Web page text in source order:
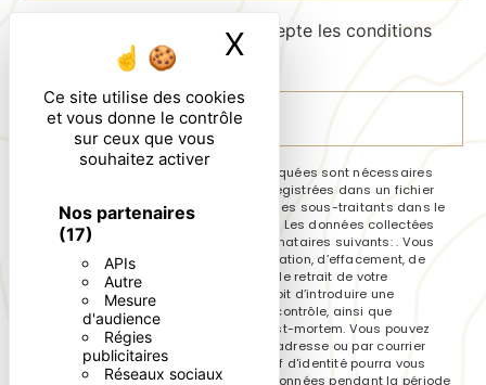
Ce site utilise des cookies
et vous donne le contrôle
sur ceux que vous
souhaitez activer
Nos partenaires
(17)
APIs
Autre
Mesure
d'audience
Régies
publicitaires
Réseaux sociaux
X Masquer le
En cochant cette case, j'accepte les conditions
particulières ci-dessous **
ENVOYER
** Les données personnelles communiquées sont nécessaires
aux fins de vous contacter et sont enregistrées dans un fichier
informatisé. Elles sont destinées à et ses sous-traitants dans le
seul but de répondre à votre message. Les données collectées
seront communiquées aux seuls destinataires suivants: . Vous
disposez de droits d’accès, de rectification, d’effacement, de
portabilité, de limitation, d’opposition, de retrait de votre
consentement à tout moment et du droit d’introduire une
réclamation auprès d’une autorité de contrôle, ainsi que
d’organiser le sort de vos données post-mortem. Vous pouvez
exercer ces droits par voie postale à l'adresse ou par courrier
électronique à l'adresse . Un justificatif d'identité pourra vous
être demandé. Nous conservons vos données pendant la période